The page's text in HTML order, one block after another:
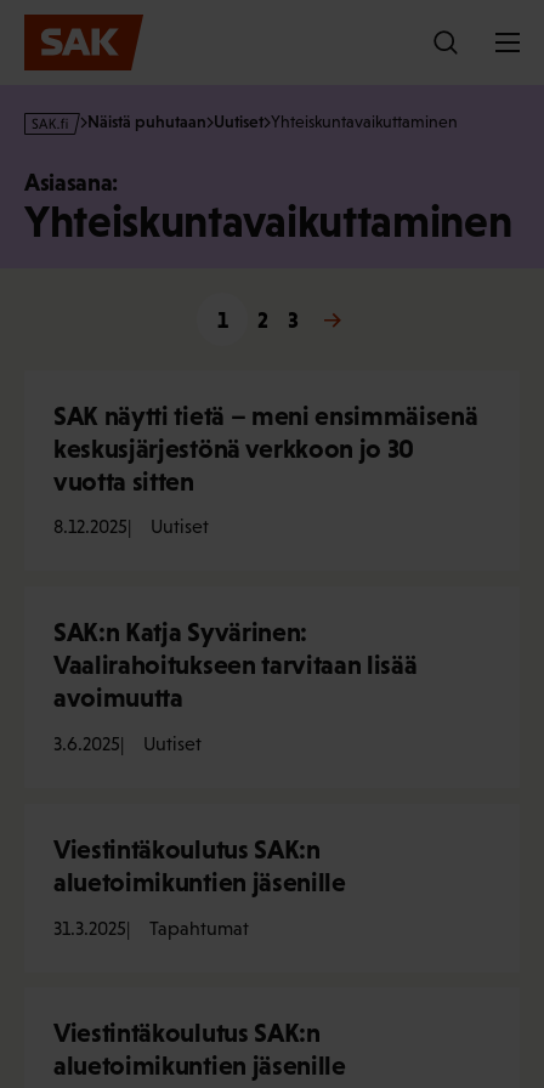
Hyppää
sisältöön
s
k
·
Näistä puhutaan Uutiset Yhteiskuntavaikuttaminen
Asiasana:
Yhteiskuntavaikuttaminen
1 2 3
Seuraava »
SAK näytti tietä – meni ensimmäisenä
keskusjärjestönä verkkoon jo 30
vuotta sitten
8.12.2025 Uutiset
SAK:n Katja Syvärinen:
Vaalirahoitukseen tarvitaan lisää
avoimuutta
3.6.2025 Uutiset
Viestintäkoulutus SAK:n
aluetoimikuntien jäsenille
31.3.2025 Tapahtumat
Viestintäkoulutus SAK:n
aluetoimikuntien jäsenille